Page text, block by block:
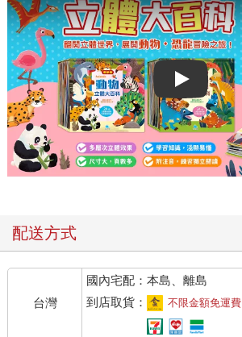
Play video
配送方式
台灣
國內宅配：本島、離島
到店取貨：
不限金額免運費